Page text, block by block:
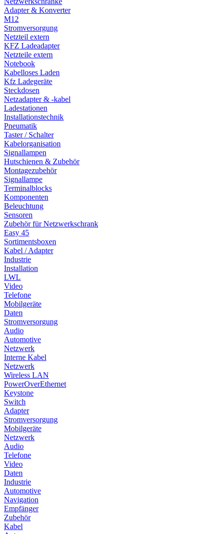
Adapter & Konverter
M12
Stromversorgung
Netzteil extern
KFZ Ladeadapter
Netzteile extern
Notebook
Kabelloses Laden
Kfz Ladegeräte
Steckdosen
Netzadapter & -kabel
Ladestationen
Installationstechnik
Pneumatik
Taster / Schalter
Kabelorganisation
Signallampen
Hutschienen & Zubehör
Montagezubehör
Signallampe
Terminalblocks
Komponenten
Beleuchtung
Sensoren
Zubehör für Netzwerkschrank
Easy 45
Sortimentsboxen
Kabel / Adapter
Industrie
Installation
LWL
Video
Telefone
Mobilgeräte
Daten
Stromversorgung
Audio
Automotive
Netzwerk
Interne Kabel
Netzwerk
Wireless LAN
PowerOverEthernet
Keystone
Switch
Adapter
Stromversorgung
Mobilgeräte
Netzwerk
Audio
Telefone
Video
Daten
Industrie
Automotive
Navigation
Empfänger
Zubehör
Kabel